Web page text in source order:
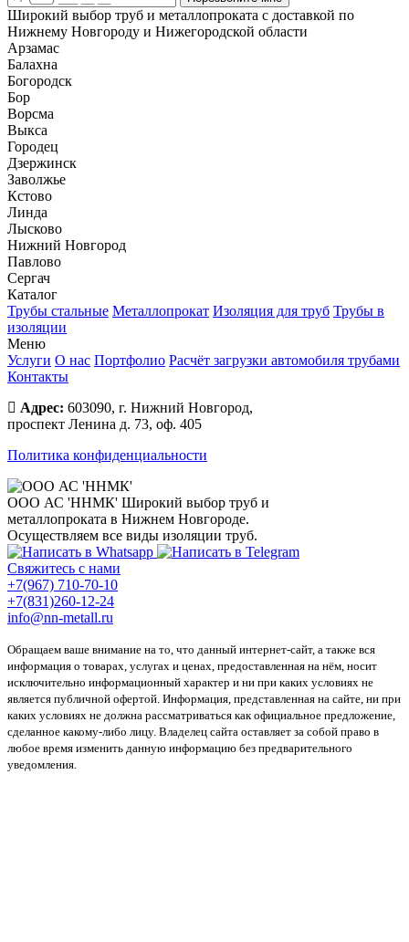
Широкий выбор труб и металлопроката с доставкой по
Нижнему Новгороду и Нижегородской области
Арзамас
Балахна
Богородск
Бор
Ворсма
Выкса
Городец
Дзержинск
Заволжье
Кстово
Линда
Лысково
Нижний Новгород
Павлово
Сергач
Каталог
Трубы стальные Металлопрокат Изоляция для труб Трубы в
изоляции
Меню
Услуги О нас Портфолио Расчёт загрузки автомобиля трубами
Контакты
Адрес: 603090, г. Нижний Новгород,
проспект Ленина д. 73, оф. 405
Политика конфиденциальности
ООО АС 'ННМК' Широкий выбор труб и
металлопроката в Нижнем Новгороде.
Осуществляем все виды изоляции труб.
Свяжитесь с нами
+7(967) 710-70-10
+7(831)260-12-24
info@nn-metall.ru
Обращаем ваше внимание на то, что данный интернет-сайт, а также вся
информация о товарах, услугах и ценах, предоставленная на нём, носит
исключительно информационный характер и ни при каких условиях не
является публичной офертой. Информация, представленная на сайте, ни при
каких условиях не должна рассматриваться как официальное предложение,
сделанное какому-либо лицу. Владелец сайта оставляет за собой право в
любое время изменить данную информацию без предварительного
уведомления.